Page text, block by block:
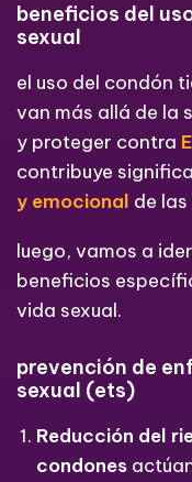
beneficios del
sexual
el uso del condón
van más allá de la
y proteger contra
contribuye
y emocional de
luego, vamos a
beneficios
vida sexual.
prevención de
sexual (ets)
Reducción del
condones